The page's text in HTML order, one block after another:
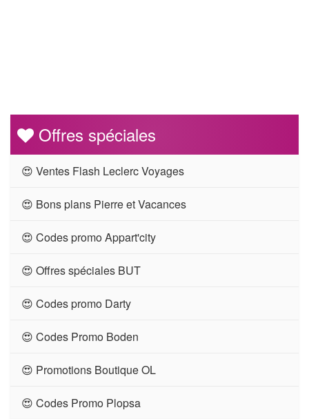
Offres spéciales
😍 Ventes Flash Leclerc Voyages
😍 Bons plans Pierre et Vacances
😍 Codes promo Appart'city
😍 Offres spéciales BUT
😍 Codes promo Darty
😍 Codes Promo Boden
😍 Promotions Boutique OL
😍 Codes Promo Plopsa